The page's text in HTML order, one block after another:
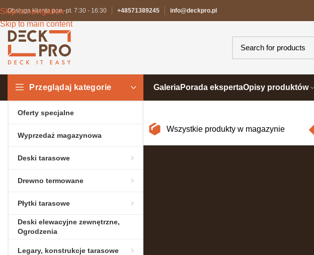
Skip to navigation
Skip to main content
Obsługa klienta pon.-pt. 7:30 - 16:30 +48571389245 info@deckpro.pl
Przeglądaj kategorie
Oferty specjalne
Wyprzedaż magazynowa
Deski tarasowe
Drewno termowane
Płytki tarasowe
Deski elewacyjne zewnętrzne,
Ogrodzenia
Legary, konstrukcje tarasowe
GaleriaPorada ekspertaOpisy produktów
Wszystkie produkty w magazynie